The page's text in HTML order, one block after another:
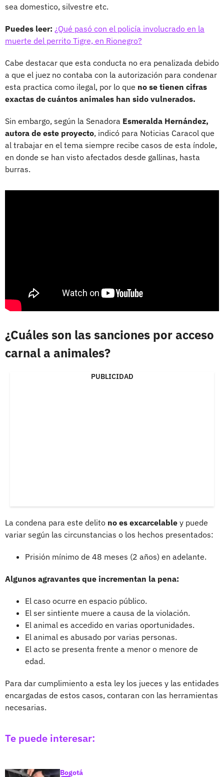
sea domestico, silvestre etc.
Puedes leer: ¿Qué pasó con el policía involucrado en la
muerte del perrito Tigre, en Rionegro?
Cabe destacar que esta conducta no era penalizada debido
a que el juez no contaba con la autorización para condenar
esta practica como ilegal, por lo que no se tienen cifras
exactas de cuántos animales han sido vulnerados.
Sin embargo, según la Senadora Esmeralda Hernández,
autora de este proyecto, indicó para Noticias Caracol que
al trabajar en el tema siempre recibe casos de esta índole,
en donde se han visto afectados desde gallinas, hasta
burras.
¿Cuáles son las sanciones por acceso
carnal a animales?
PUBLICIDAD
La condena para este delito no es excarcelable y puede
variar según las circunstancias o los hechos presentados:
Prisión mínimo de 48 meses (2 años) en adelante.
Algunos agravantes que incrementan la pena:
El caso ocurre en espacio público.
El ser sintiente muere a causa de la violación.
El animal es accedido en varias oportunidades.
El animal es abusado por varias personas.
El acto se presenta frente a menor o menore de
edad.
Para dar cumplimiento a esta ley los jueces y las entidades
encargadas de estos casos, contaran con las herramientas
necesarias.
Te puede interesar:
Bogotá